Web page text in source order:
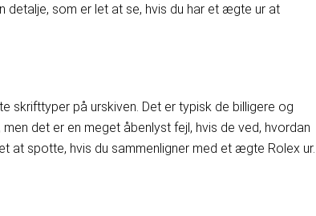
detalje, som er let at se, hvis du har et ægte ur at
skrifttyper på urskiven. Det er typisk de billigere og
det er en meget åbenlyst fejl, hvis de ved, hvordan
at spotte, hvis du sammenligner med et ægte Rolex ur.